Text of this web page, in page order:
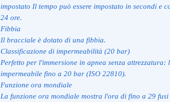
impostato Il tempo può essere impostato in secondi e
24 ore.
Fibbia
Il bracciale è dotato di una fibbia.
Classificazione di impermeabilità (20 bar)
Perfetto per l'immersione in apnea senza attrezzatura:
impermeabile fino a 20 bar (ISO 22810).
Funzione ora mondiale
La funzione ora mondiale mostra l'ora di fino a 29